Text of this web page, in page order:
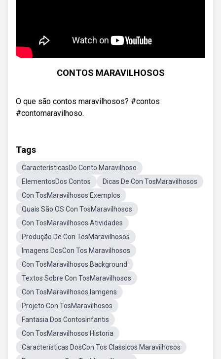
CONTOS MARAVILHOSOS
O que são contos maravilhosos? #contos
#contomaravilhoso.
Tags
CaracterísticasDo Conto Maravilhoso
ElementosDos Contos
Dicas De Con TosMaravilhosos
Con TosMaravilhosos Exemplos
Quais São OS Con TosMaravilhosos
Con TosMaravilhosos Atividades
Produção De Con TosMaravilhosos
Imagens DosCon Tos Maravilhosos
Con TosMaravilhosos Background
Textos Sobre Con TosMaravilhosos
Con TosMaravilhosos Iamgens
Projeto Con TosMaravilhosos
Fantasia Dos ContosInfantis
Con TosMaravilhosos Historia
Características DosCon Tos Classicos Maravilhosos